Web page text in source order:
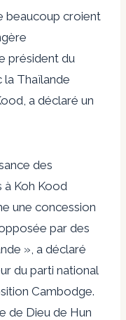
beaucoup croient
président du
Thaïlande
a déclaré un
des
à Koh Kood
une concession
par des
», a déclaré
du parti national
Cambodge.
de Dieu de Hun